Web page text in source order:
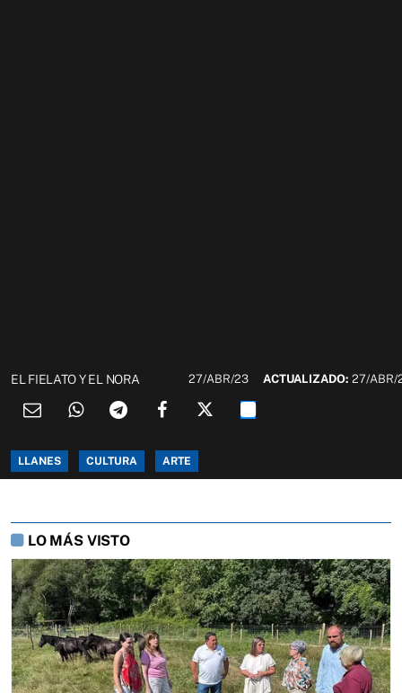
EL FIELATO Y EL NORA 27/ABR/23 ACTUALIZADO:27/ABR/
LLANES CULTURA ARTE
LO MÁS VISTO